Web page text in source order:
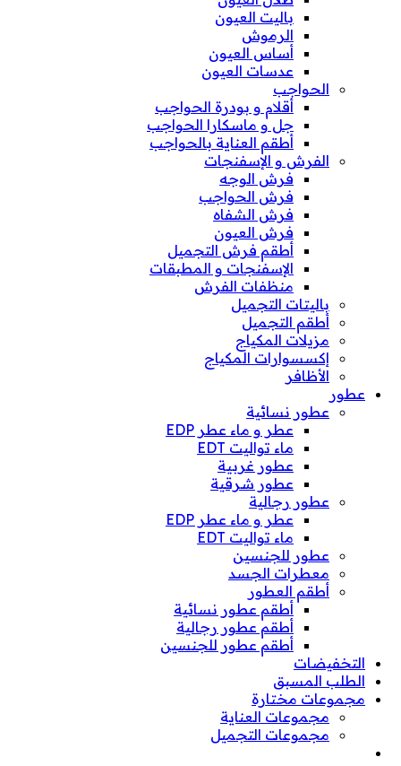
باليت العيون
الرموش
أساس العيون
عدسات العيون
الحواجب
أقلام و بودرة الحواجب
جل و ماسكارا الحواجب
أطقم العناية بالحواجب
الفرش و الإسفنجات
فرش الوجه
فرش الحواجب
فرش الشفاه
فرش العيون
أطقم فرش التجميل
الإسفنجات و المطبقات
منظفات الفرش
باليتات التجميل
أطقم التجميل
مزيلات المكياج
إكسسوارات المكياج
الأظافر
عطور
عطور نسائية
عطر و ماء عطر EDP
ماء تواليت EDT
عطور غربية
عطور شرقية
عطور رجالية
عطر و ماء عطر EDP
ماء تواليت EDT
عطور للجنسين
معطرات الجسد
أطقم العطور
أطقم عطور نسائية
أطقم عطور رجالية
أطقم عطور للجنسين
التخفيضات
الطلب المسبق
مجموعات مختارة
مجموعات العناية
مجموعات التجميل